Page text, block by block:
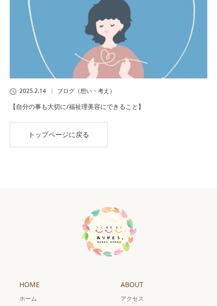
2025.2.14 ブログ（想い・考え）
【自分の事も大切に/福祉理美容にできること】
トップページに戻る
HOME
ホーム
ABOUT
アクセス